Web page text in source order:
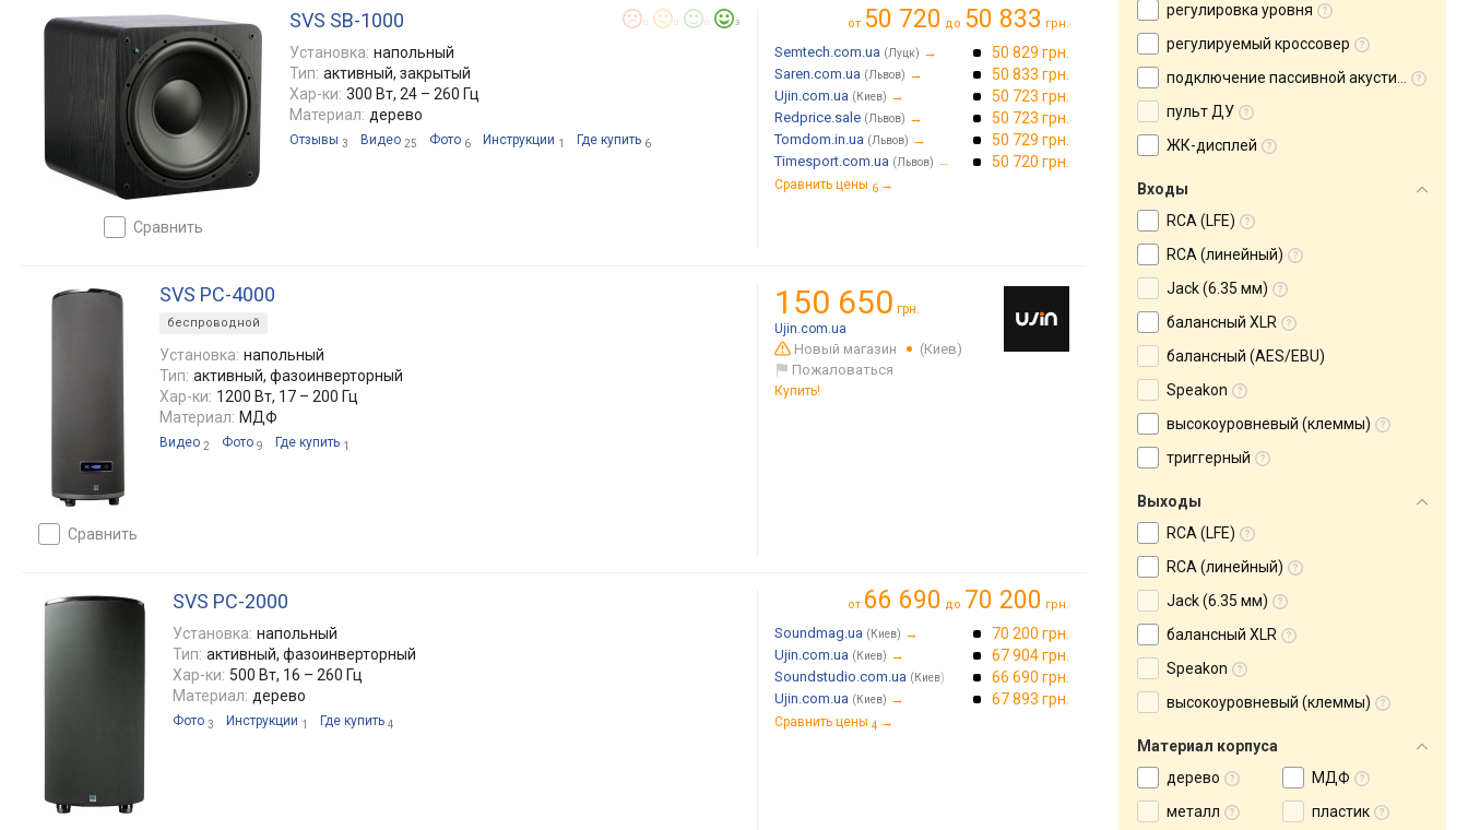
сравнить
SVS SB-1000 3
Установка: напольный
Тип: активный, закрытый
Хар-ки: 300 Вт, 24 – 260 Гц
Материал: дерево
Отзывы 3 Видео 25 Фото 6 Инструкции 1 Где купить 6
от 50 720 до 50 833 грн.
Semtech.com.ua (Луцк) → 50 829 грн.
Saren.com.ua (Львов) → 50 833 грн.
Ujin.com.ua (Киев) → 50 723 грн.
Redprice.sale (Львов) → 50 723 грн.
Tomdom.in.ua (Львов) → 50 729 грн.
Timesport.com.ua (Львов) → 50 720 грн.
Сравнить цены 6 →
сравнить
SVS PC-4000
беспроводной
Установка: напольный
Тип: активный, фазоинверторный
Хар-ки: 1200 Вт, 17 – 200 Гц
Материал: МДФ
Видео 2 Фото 9 Где купить 1
150 650 грн.
Ujin.com.ua
Новый магазин
(Киев)
Пожаловаться
Купить!
SVS PC-2000
Установка: напольный
Тип: активный, фазоинверторный
Хар-ки: 500 Вт, 16 – 260 Гц
Материал: дерево
Фото 3 Инструкции 1 Где купить 4
от 66 690 до 70 200 грн.
Soundmag.ua (Киев) → 70 200 грн.
Ujin.com.ua (Киев) → 67 904 грн.
Soundstudio.com.ua (Киев) 66 690 грн.
Ujin.com.ua (Киев) → 67 893 грн.
Сравнить цены 4 →
регулировка уровня
регулируемый кроссовер
подключение пассивной акустики
пульт ДУ
ЖК-дисплей
Входы
RCA (LFE)
RCA (линейный)
Jack (6.35 мм)
балансный XLR
балансный (AES/EBU)
Speakon
высокоуровневый (клеммы)
триггерный
Выходы
RCA (LFE)
RCA (линейный)
Jack (6.35 мм)
балансный XLR
Speakon
высокоуровневый (клеммы)
Материал корпуса
дерево
МДФ
металл
пластик